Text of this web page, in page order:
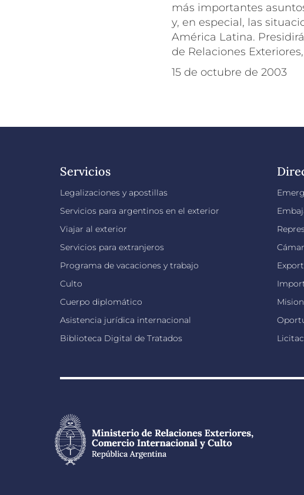
más importantes
y, en especial, las
América Latina.
de Relaciones
15 de octubre de 2003
Servicios
Legalizaciones y apostillas
Servicios para argentinos en el exterior
Viajar al exterior
Servicios para extranjeros
Programa de vacaciones y trabajo
Culto
Cuerpo diplomático
Asistencia jurídica internacional
Biblioteca Digital de Tratados